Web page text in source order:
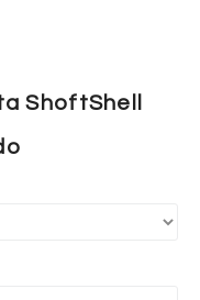
ShoftShell